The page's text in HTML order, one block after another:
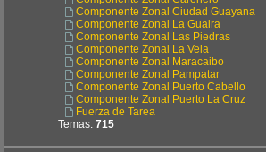
Componente Zonal Ciudad Guayana
Componente Zonal La Guaira
Componente Zonal Las Piedras
Componente Zonal La Vela
Componente Zonal Maracaibo
Componente Zonal Pampatar
Componente Zonal Puerto Cabello
Componente Zonal Puerto La Cruz
Fuerza de Tarea
Temas: 715